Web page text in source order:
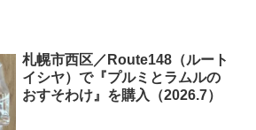
札幌市西区／Route148（ルート
イシヤ）で『プルミとラムルの
おすそわけ』を購入（2026.7）